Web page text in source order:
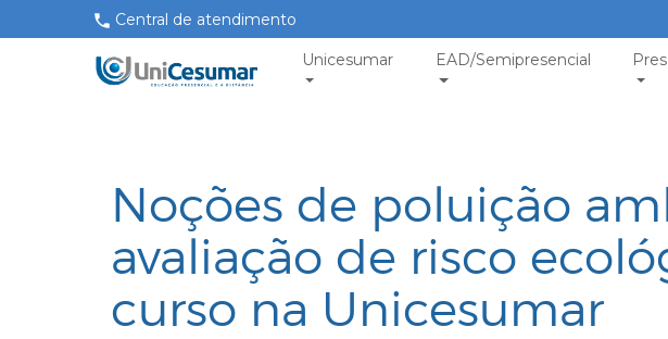
Central de atendimento
Unicesumar EAD/Semipresencial
Noções de poluição
avaliação de risco
curso na Unicesumar